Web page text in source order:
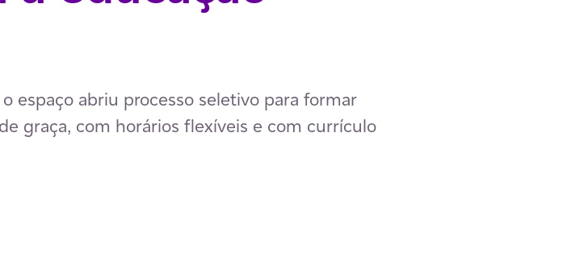
espaço abriu processo seletivo para formar
graça, com horários flexíveis e com currículo